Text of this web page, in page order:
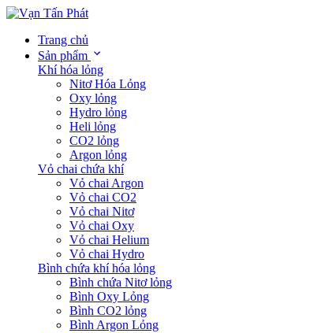
Trang chủ
Sản phẩm
Khí hóa lỏng
Nitơ Hóa Lỏng
Oxy lỏng
Hydro lỏng
Heli lỏng
CO2 lỏng
Argon lỏng
Vỏ chai chứa khí
Vỏ chai Argon
Vỏ chai CO2
Vỏ chai Nitơ
Vỏ chai Oxy
Vỏ chai Helium
Vỏ chai Hydro
Bình chứa khí hóa lỏng
Bình chứa Nitơ lỏng
Bình Oxy Lỏng
Bình CO2 lỏng
Bình Argon Lỏng